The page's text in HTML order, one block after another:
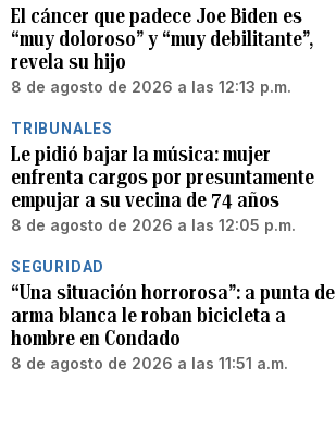
El cáncer que padece Joe Biden es
“muy doloroso” y “muy debilitante”,
revela su hijo
8 de agosto de 2026 a las 12:13 p.m.
TRIBUNALES
Le pidió bajar la música: mujer
enfrenta cargos por presuntamente
empujar a su vecina de 74 años
8 de agosto de 2026 a las 12:05 p.m.
SEGURIDAD
“Una situación horrorosa”: a punta de
arma blanca le roban bicicleta a
hombre en Condado
8 de agosto de 2026 a las 11:51 a.m.